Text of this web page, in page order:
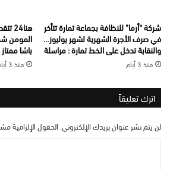
شركة “أرما” للنظافة بجماعة تمارة تتأخر
في صرف الأجرة الشهرية لشهر يوليوز…
والنقابة تدخل على الخط تمارة : مراسلة
منذ 3 أيام
المومن
باشا ممتاز
منذ 3 أيام
اترك تعليقاً
لن يتم نشر عنوان بريدك الإلكتروني. الحقول الإلزامية